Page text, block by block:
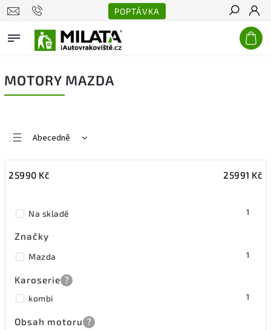
POPTÁVKA
Hledat
MOTORY MAZDA
Abecedně
Nejdražší
25990 Kč 25991 Kč
Na skladě 1
Značky
Mazda 1
Karoserie ?
kombi 1
Obsah motoru ?